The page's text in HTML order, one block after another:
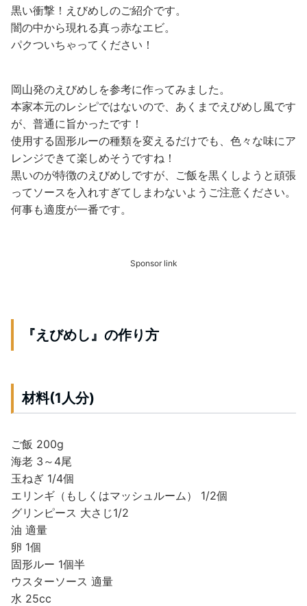
黒い衝撃！えびめしのご紹介です。
闇の中から現れる真っ赤なエビ。
パクついちゃってください！
岡山発のえびめしを参考に作ってみました。
本家本元のレシピではないので、あくまでえびめし風です
が、普通に旨かったです！
使用する固形ルーの種類を変えるだけでも、色々な味にア
レンジできて楽しめそうですね！
黒いのが特徴のえびめしですが、ご飯を黒くしようと頑張
ってソースを入れすぎてしまわないようご注意ください。
何事も適度が一番です。
Sponsor link
『えびめし』の作り方
材料(1人分)
ご飯 200g
海老 3～4尾
玉ねぎ 1/4個
エリンギ（もしくはマッシュルーム） 1/2個
グリンピース 大さじ1/2
油 適量
卵 1個
固形ルー 1個半
ウスターソース 適量
水 25cc